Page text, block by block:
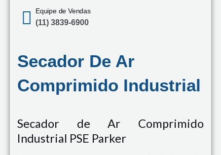
Equipe de Vendas
(11) 3839-6900
Secador De Ar
Comprimido Industrial
Secador de Ar Comprimido
Industrial PSE Parker